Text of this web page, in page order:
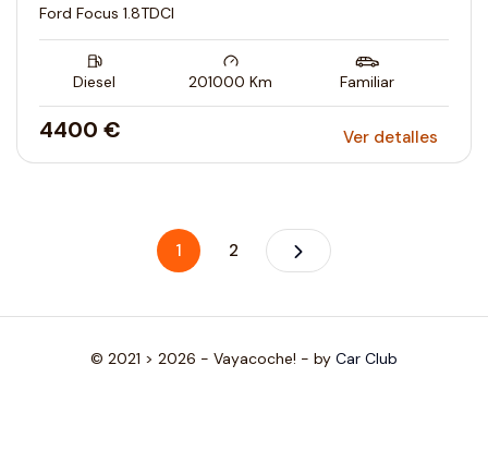
Ford Focus 1.8TDCI
Diesel 201000 Km Familiar
4400 € Ver detalles
1 2
© 2021 > 2026 - Vayacoche! - by Car Club